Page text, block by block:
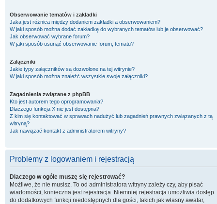
Obserwowanie tematów i zakładki
Jaka jest różnica między dodaniem zakładki a obserwowaniem?
W jaki sposób można dodać zakładkę do wybranych tematów lub je obserwować?
Jak obserwować wybrane forum?
W jaki sposób usunąć obserwowanie forum, tematu?
Załączniki
Jakie typy załączników są dozwolone na tej witrynie?
W jaki sposób można znaleźć wszystkie swoje załączniki?
Zagadnienia związane z phpBB
Kto jest autorem tego oprogramowania?
Dlaczego funkcja X nie jest dostępna?
Z kim się kontaktować w sprawach nadużyć lub zagadnień prawnych związanych z tą
witryną?
Jak nawiązać kontakt z administratorem witryny?
Problemy z logowaniem i rejestracją
Dlaczego w ogóle muszę się rejestrować?
Możliwe, że nie musisz. To od administratora witryny zależy czy, aby pisać
wiadomości, konieczna jest rejestracja. Niemniej rejestracja umożliwia dostęp
do dodatkowych funkcji niedostępnych dla gości, takich jak własny awatar,